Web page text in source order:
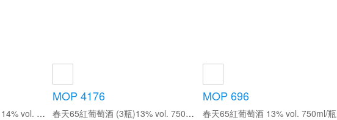
春天杜麗嘉紅葡萄酒(6瓶) 14% vol. 750ml/瓶
MOP 4176
春天65紅葡萄酒 (3瓶)13% vol. 750ml/瓶
MOP 696
春天65紅葡萄酒 13% vol. 750ml/瓶